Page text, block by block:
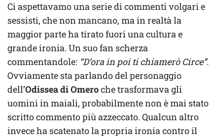
Ci aspettavamo una serie di commenti volgari e
sessisti, che non mancano, ma in realtà la
maggior parte ha tirato fuori una cultura e
grande ironia. Un suo fan scherza
commentandole: “D’ora in poi ti chiamerò Circe”.
Ovviamente sta parlando del personaggio
dell’Odissea di Omeroche trasformava gli
uomini in maiali, probabilmente non è mai stato
scritto commento più azzeccato. Qualcun altro
invece ha scatenato la propria ironia contro il